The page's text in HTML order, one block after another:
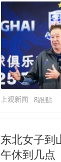
上观新闻 8跟贴
东北女子到
午休到几点